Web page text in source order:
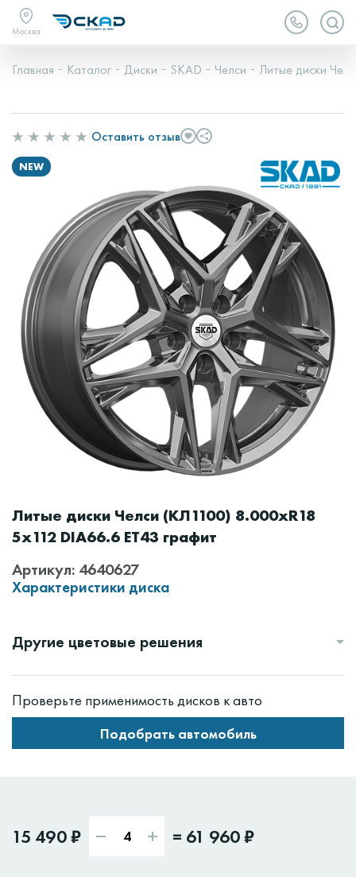
Москва
Главная Каталог Диски SKAD Челси Литые диски
Оставить отзыв
NEW
Литые диски Челси (КЛ1100) 8.000xR18
5x112 DIA66.6 ET43 графит
Артикул: 4640627
Характеристики диска
Проверьте применимость дисков к авто
Подобрать автомобиль
15 490 ₽ = 61 960 ₽
Другие цветовые решения